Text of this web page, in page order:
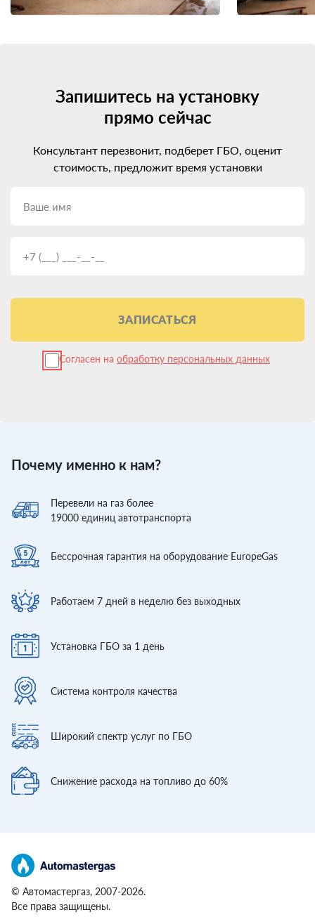
Запишитесь на установку
прямо сейчас
Консультант перезвонит, подберет ГБО, оценит
стоимость, предложит время установки
ЗАПИСАТЬСЯ
Согласен на обработку персональных данных
Почему именно к нам?
Перевели на газ более
19000 единиц автотранспорта
Бессрочная гарантия на оборудование EuropeGas
Работаем 7 дней в неделю без выходных
Установка ГБО за 1 день
Система контроля качества
Широкий спектр услуг по ГБО
Снижение расхода на топливо до 60%
© Автомастергаз, 2007-2026.
Все права защищены.